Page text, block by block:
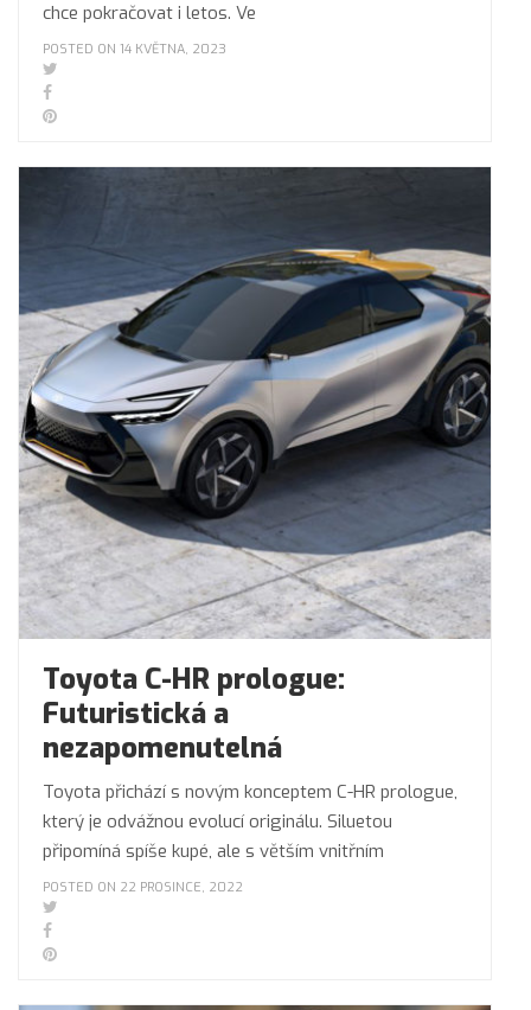
chce pokračovat i letos. Ve
POSTED ON 14 KVĚTNA, 2023
Toyota C-HR prologue:
Futuristická a
nezapomenutelná
Toyota přichází s novým konceptem C-HR prologue,
který je odvážnou evolucí originálu. Siluetou
připomíná spíše kupé, ale s větším vnitřním
POSTED ON 22 PROSINCE, 2022